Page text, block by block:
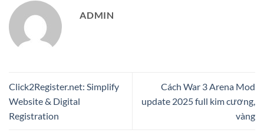
ADMIN
Click2Register.net: Simplify
Website & Digital
Registration
Cách War 3 Arena Mod
update 2025 full kim cương,
vàng